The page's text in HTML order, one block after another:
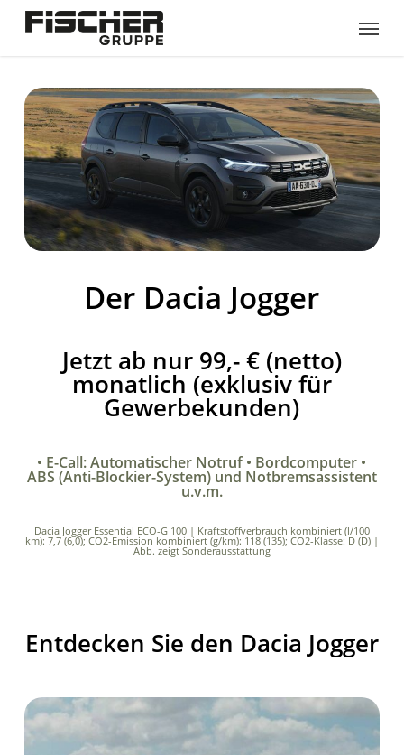
Menu
Der Dacia Jogger
Jetzt ab nur 99,- € (netto)
monatlich (exklusiv für
Gewerbekunden)
• E-Call: Automatischer Notruf • Bordcomputer •
ABS (Anti-Blockier-System) und Notbremsassistent
u.v.m.
Dacia Jogger Essential ECO-G 100 | Kraftstoffverbrauch kombiniert (l/100
km): 7,7 (6,0); CO2-Emission kombiniert (g/km): 118 (135); CO2-Klasse: D (D) |
Abb. zeigt Sonderausstattung
Entdecken Sie den Dacia Jogger